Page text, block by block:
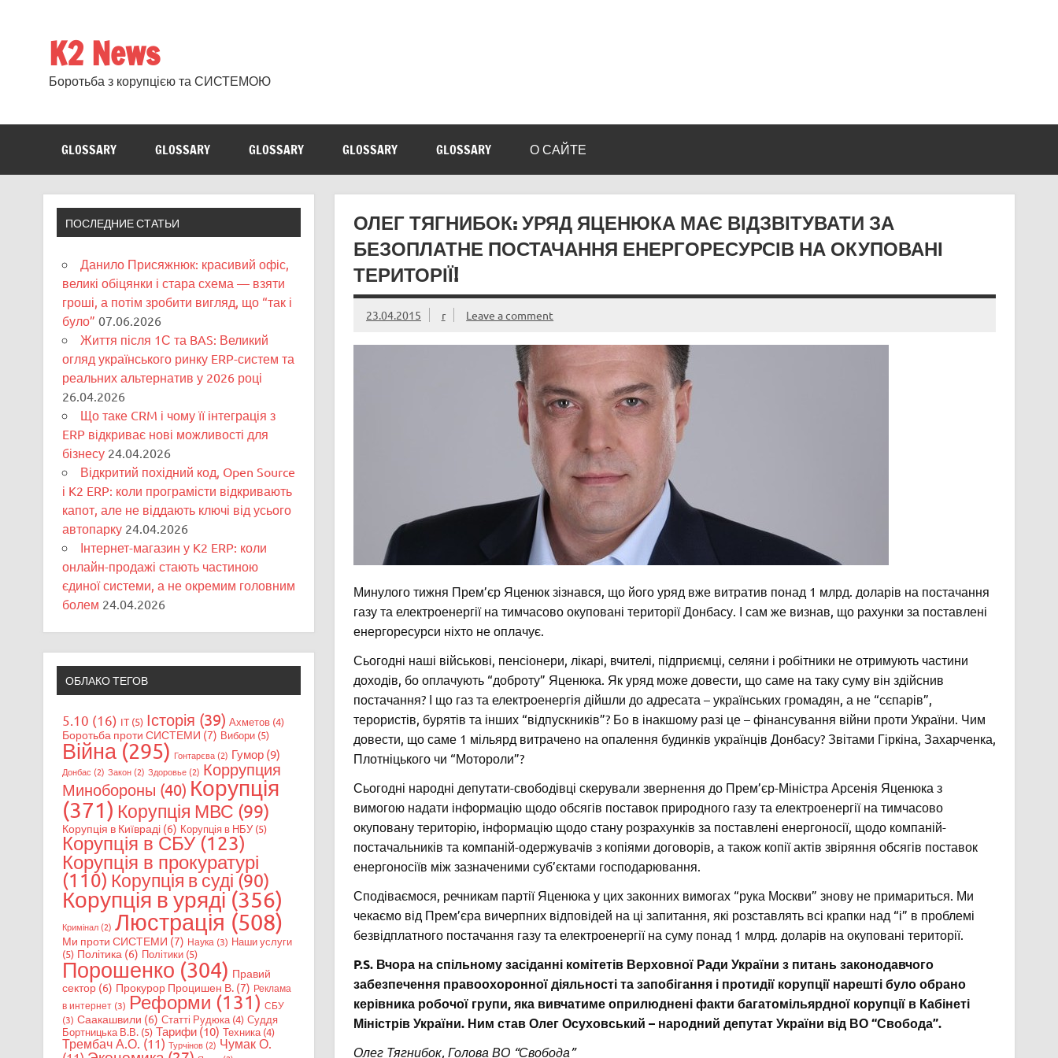
K2 News
Боротьба з корупцією та СИСТЕМОЮ
GLOSSARY GLOSSARY GLOSSARY GLOSSARY GLOSSARY О САЙТЕ
ОЛЕГ ТЯГНИБОК: УРЯД ЯЦЕНЮКА МАЄ ВІДЗВІТУВАТИ ЗА
БЕЗОПЛАТНЕ ПОСТАЧАННЯ ЕНЕРГОРЕСУРСІВ НА ОКУПОВАНІ
ТЕРИТОРІЇ!
23.04.2015 r Leave a comment
Минулого тижня Прем’єр Яценюк зізнався, що його уряд вже витратив понад 1 млрд. доларів на постачання
газу та електроенергії на тимчасово окуповані території Донбасу. І сам же визнав, що рахунки за поставлені
енергоресурси ніхто не оплачує.
Сьогодні наші військові, пенсіонери, лікарі, вчителі, підприємці, селяни і робітники не отримують частини
доходів, бо оплачують “доброту” Яценюка. Як уряд може довести, що саме на таку суму він здійснив
постачання? І що газ та електроенергія дійшли до адресата – українських громадян, а не “сєпарів”,
терористів, бурятів та інших “відпускників”? Бо в інакшому разі це – фінансування війни проти України. Чим
довести, що саме 1 мільярд витрачено на опалення будинків українців Донбасу? Звітами Гіркіна, Захарченка,
Плотніцького чи “Мотороли”?
Сьогодні народні депутати-свободівці скерували звернення до Прем’єр-Міністра Арсенія Яценюка з
вимогою надати інформацію щодо обсягів поставок природного газу та електроенергії на тимчасово
окуповану територію, інформацію щодо стану розрахунків за поставлені енергоносії, щодо компаній-
постачальників та компаній-одержувачів з копіями договорів, а також копії актів звіряння обсягів поставок
енергоносіїв між зазначеними суб’єктами господарювання.
Сподіваємося, речникам партії Яценюка у цих законних вимогах “рука Москви” знову не примариться. Ми
чекаємо від Прем’єра вичерпних відповідей на ці запитання, які розставлять всі крапки над “і” в проблемі
безвідплатного постачання газу та електроенергії на суму понад 1 млрд. доларів на окуповані території.
P.S. Вчора на спільному засіданні комітетів Верховної Ради України з питань законодавчого
забезпечення правоохоронної діяльності та запобігання і протидії корупції нарешті було обрано
керівника робочої групи, яка вивчатиме оприлюднені факти багатомільярдної корупції в Кабінеті
Міністрів України. Ним став Олег Осуховський – народний депутат України від ВО “Свобода”.
Олег Тягнибок, Голова ВО “Свобода”
ПОСЛЕДНИЕ СТАТЬИ
Данило Присяжнюк: красивий офіс,
великі обіцянки і стара схема — взяти
гроші, а потім зробити вигляд, що “так і
було” 07.06.2026
Життя після 1С та BAS: Великий
огляд українського ринку ERP-систем та
реальних альтернатив у 2026 році
26.04.2026
Що таке CRM і чому її інтеграція з
ERP відкриває нові можливості для
бізнесу 24.04.2026
Відкритий похідний код, Open Source
і K2 ERP: коли програмісти відкривають
капот, але не віддають ключі від усього
автопарку 24.04.2026
Інтернет-магазин у K2 ERP: коли
онлайн-продажі стають частиною
єдиної системи, а не окремим головним
болем 24.04.2026
ОБЛАКО ТЕГОВ
5.10 (16) IT(5) Історія (39) Ахметов(4)
Боротьба проти СИСТЕМИ (7) Вибори(5)
Війна(295) Гонтарєва(2) Гумор(9)
Донбас (2) Закон(2) Здоровье(2) Коррупция
Минобороны (40) Корупція
(371) Корупція МВС (99)
Корупція в Київраді(6) Корупція в НБУ(5)
Корупція в СБУ(123)
Корупція в прокуратурі
(110) Корупція в суді(90)
Корупція в уряді(356)
Кримінал(2) Люстрація (508)
Ми проти СИСТЕМИ (7) Наука(3) Наши услуги
(5) Політика (6) Політики(5)
Порошенко (304) Правий
сектор(6) Прокурор Процишен В.(7) Реклама
в интернет(3) Реформи (131) СБУ
(3) Саакашвили (6) Статті Рудюка(4) Суддя
Бортницька В.В.(5) Тарифи(10) Техника(4)
Трембач А.О. (11) Турчінов(2) Чумак О.